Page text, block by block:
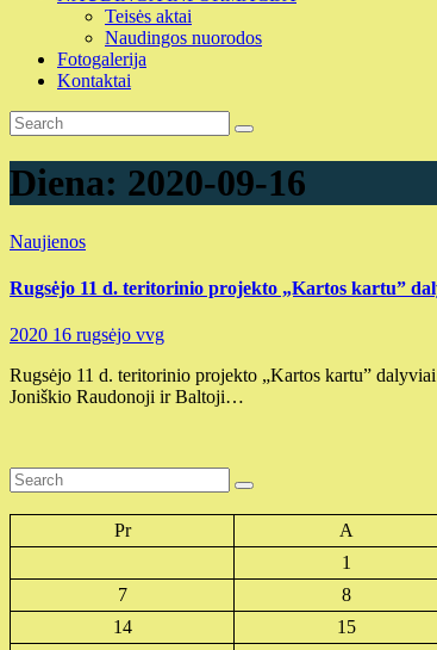
Teisės aktai
Naudingos nuorodos
Fotogalerija
Kontaktai
Diena: 2020-09-16
Naujienos
Rugsėjo 11 d. teritorinio projekto „Kartos kartu”
2020 16 rugsėjo vvg
Rugsėjo 11 d. teritorinio projekto „Kartos kartu”
Joniškio Raudonoji ir Baltoji…
Pr
A
1
7
8
14
15